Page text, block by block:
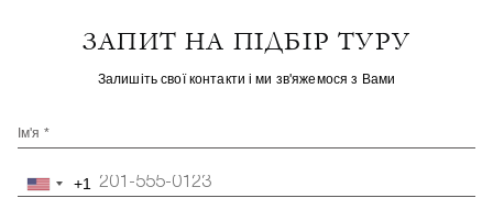
ЗАПИТ НА ПІДБІР ТУРУ
Залишіть свої контакти і ми зв'яжемося з Вами
Ім'я *
United+1